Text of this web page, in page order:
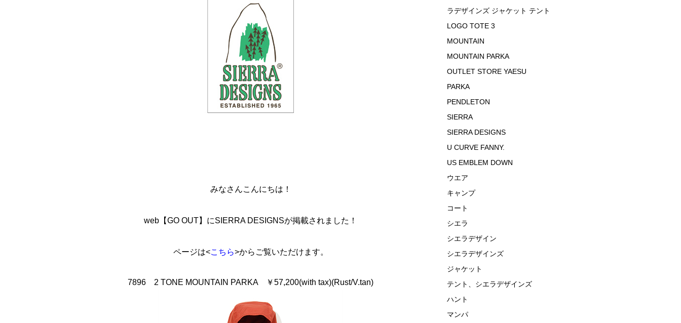
みなさんこんにちは！
web【GO OUT】にSIERRA DESIGNSが掲載されました！
ページは<こちら>からご覧いただけます。
7896 2 TONE MOUNTAIN PARKA ￥57,200(with tax)(Rust/V.tan)
ラデザインズ ジャケット テント
LOGO TOTE 3
MOUNTAIN
MOUNTAIN PARKA
OUTLET STORE YAESU
PARKA
PENDLETON
SIERRA
SIERRA DESIGNS
U CURVE FANNY.
US EMBLEM DOWN
ウエア
キャンプ
コート
シエラ
シエラデザイン
シエラデザインズ
ジャケット
テント、シエラデザインズ
ハント
マンパ